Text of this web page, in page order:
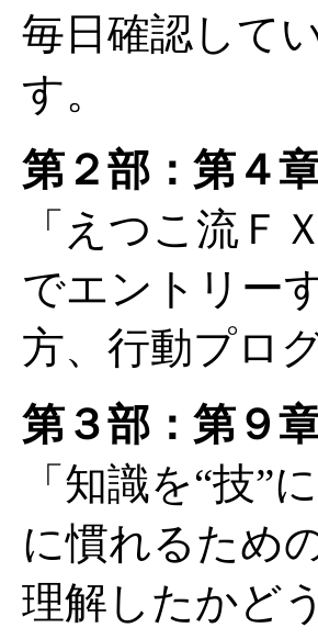
毎日確認して
す。
第２部：第４
「えつこ流Ｆ
でエントリー
方、行動プロ
第３部：第９
「知識を“技”
に慣れるため
理解したかど